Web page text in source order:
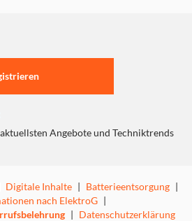
Angebote und Techniktrends
Digitale Inhalte | Batterieentsorgung |
nach ElektroG |
| Datenschutzerklärung